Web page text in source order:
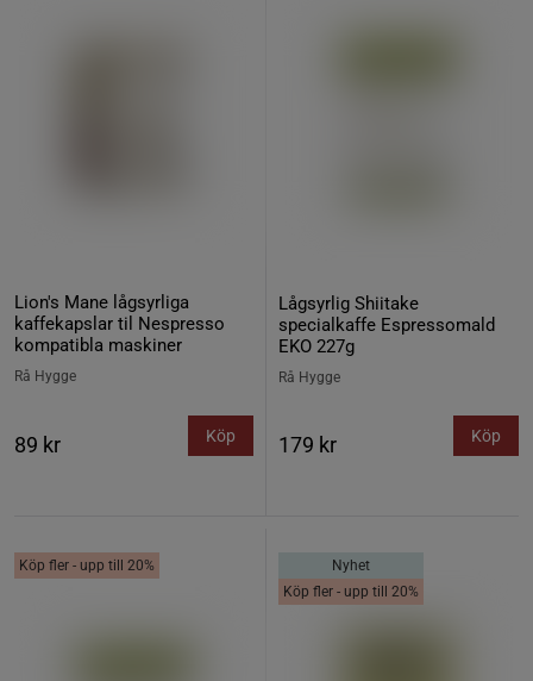
Lion's Mane lågsyrliga
kaffekapslar til Nespresso
kompatibla maskiner
Rå Hygge
89 kr Köp
Lågsyrlig Shiitake
specialkaffe Espressomald
EKO 227g
Rå Hygge
179 kr Köp
Köp fler - upp till 20%
Nyhet
Köp fler - upp till 20%